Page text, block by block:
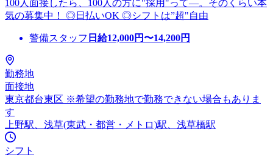
100人面接したら、100人の方に"採用"って―。そのくらい本
気の募集中！ ◎日払いOK ◎シフトは”超"自由
警備スタッフ 日給12,000円〜14,200円
勤務地
面接地
東京都台東区 ※希望の勤務地で勤務できない場合もありま
す
上野駅、浅草(東武・都営・メトロ)駅、浅草橋駅
シフト